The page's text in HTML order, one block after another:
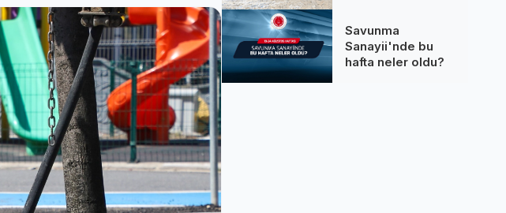
Savunma
Sanayii'nde bu
hafta neler oldu?